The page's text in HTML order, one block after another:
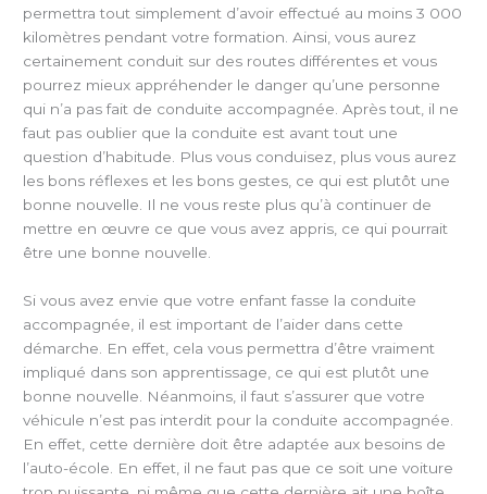
permettra tout simplement d’avoir effectué au moins 3 000
kilomètres pendant votre formation. Ainsi, vous aurez
certainement conduit sur des routes différentes et vous
pourrez mieux appréhender le danger qu’une personne
qui n’a pas fait de conduite accompagnée. Après tout, il ne
faut pas oublier que la conduite est avant tout une
question d’habitude. Plus vous conduisez, plus vous aurez
les bons réflexes et les bons gestes, ce qui est plutôt une
bonne nouvelle. Il ne vous reste plus qu’à continuer de
mettre en œuvre ce que vous avez appris, ce qui pourrait
être une bonne nouvelle.
Si vous avez envie que votre enfant fasse la conduite
accompagnée, il est important de l’aider dans cette
démarche. En effet, cela vous permettra d’être vraiment
impliqué dans son apprentissage, ce qui est plutôt une
bonne nouvelle. Néanmoins, il faut s’assurer que votre
véhicule n’est pas interdit pour la conduite accompagnée.
En effet, cette dernière doit être adaptée aux besoins de
l’auto-école. En effet, il ne faut pas que ce soit une voiture